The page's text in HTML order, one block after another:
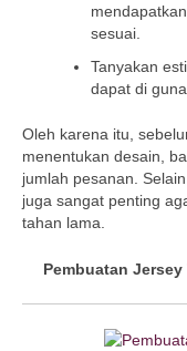
sesuai.
Tanyakan
dapat di
Oleh karena itu,
menentukan desain,
jumlah pesanan.
juga sangat penting
tahan lama.
Pembuatan Jersey